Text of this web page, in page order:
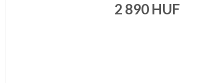
2 890 HUF